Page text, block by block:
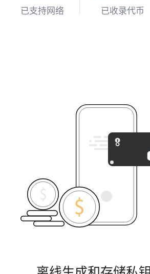
已支持网络 已收录代币